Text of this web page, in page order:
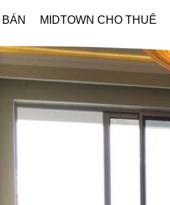
MIDTOWN CHO THUÊ